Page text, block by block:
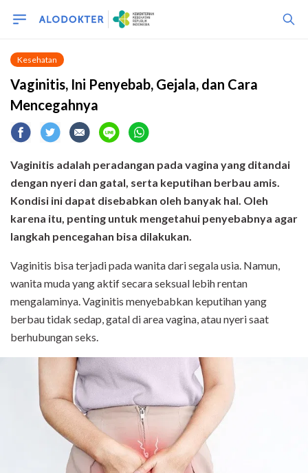
Kesehatan
Vaginitis, Ini Penyebab, Gejala, dan Cara
Mencegahnya
Vaginitis adalah peradangan pada vagina yang ditandai
dengan nyeri dan gatal, serta keputihan berbau amis.
Kondisi ini dapat disebabkan oleh banyak hal. Oleh
karena itu, penting untuk mengetahui penyebabnya agar
langkah pencegahan bisa dilakukan.
Vaginitis bisa terjadi pada wanita dari segala usia. Namun,
wanita muda yang aktif secara seksual lebih rentan
mengalaminya. Vaginitis menyebabkan keputihan yang
berbau tidak sedap, gatal di area vagina, atau nyeri saat
berhubungan seks.